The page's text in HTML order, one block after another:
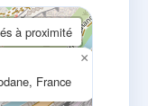
France
×
à proximité